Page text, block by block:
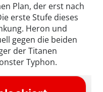
Plan, der erst nach
erste Stufe dieses
Heron und
gegen die beiden
der Titanen
Typhon.